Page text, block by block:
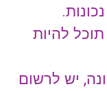
להיות
יש לרשום